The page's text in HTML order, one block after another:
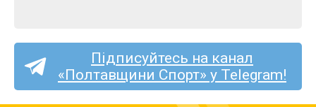
Підписуйтесь на канал
«Полтавщини Спорт» у Telegram!